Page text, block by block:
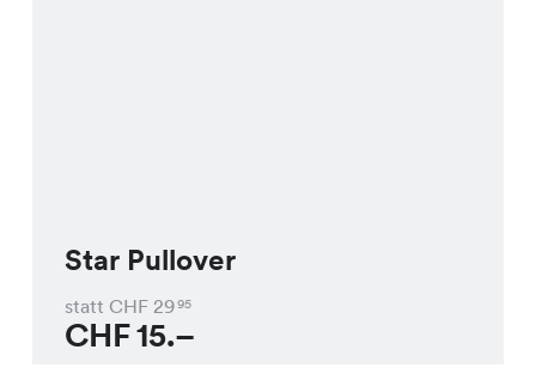
Star Pullover
statt CHF 2995
CHF15.–